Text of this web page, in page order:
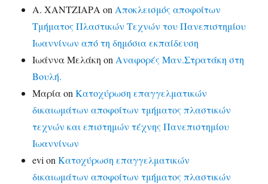
Α. ΧΑΝΤΖΙΑΡΑ on Αποκλεισμός αποφοίτων
Τμήματος Πλαστικών Τεχνών του Πανεπιστημίου
Ιωαννίνων από τη δημόσια εκπαίδευση
Ιωάννα Μελάκη on Αναφορές Μαν.Στρατάκη στη
Βουλή.
ΜαρίαonΚατοχύρωση επαγγελματικών
δικαιωμάτων αποφοίτων τμήματος πλαστικών
τεχνών και επιστημών τέχνης Πανεπιστημίου
Ιωαννίνων
evi onΚατοχύρωση επαγγελματικών
δικαιωμάτων αποφοίτων τμήματος πλαστικών